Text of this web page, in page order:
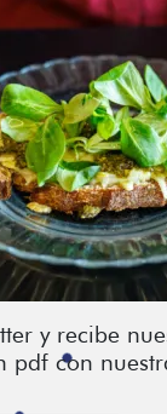
y recibe
pdf con